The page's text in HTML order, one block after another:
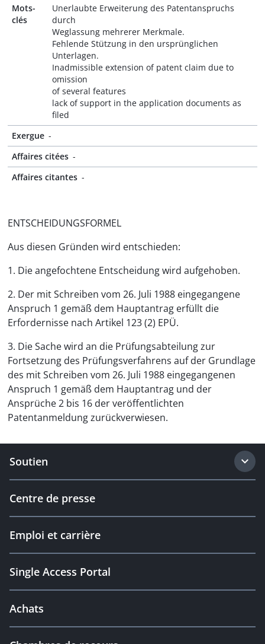
Mots-
clés
Unerlaubte Erweiterung des Patentanspruchs
durch
Weglassung mehrerer Merkmale.
Fehlende Stützung in den ursprünglichen
Unterlagen.
Inadmissible extension of patent claim due to
omission
of several features
lack of support in the application documents as
filed
Exergue -
Affaires citées -
Affaires citantes -
ENTSCHEIDUNGSFORMEL
Aus diesen Gründen wird entschieden:
1. Die angefochtene Entscheidung wird aufgehoben.
2. Der mit Schreiben vom 26. Juli 1988 eingegangene
Anspruch 1 gemäß dem Hauptantrag erfüllt die
Erfordernisse nach Artikel 123 (2) EPÜ.
3. Die Sache wird an die Prüfungsabteilung zur
Fortsetzung des Prüfungsverfahrens auf der Grundlage
des mit Schreiben vom 26. Juli 1988 eingegangenen
Anspruch 1 gemäß dem Hauptantrag und der
Ansprüche 2 bis 16 der veröffentlichten
Patentanmeldung zurückverwiesen.
Soutien
Centre de presse
Emploi et carrière
Single Access Portal
Achats